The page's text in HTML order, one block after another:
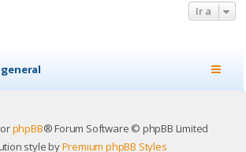
Ir a
phpBB® Forum Software © phpBB Limited
style byPremium phpBB Styles